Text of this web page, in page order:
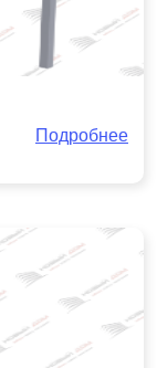
Подробнее